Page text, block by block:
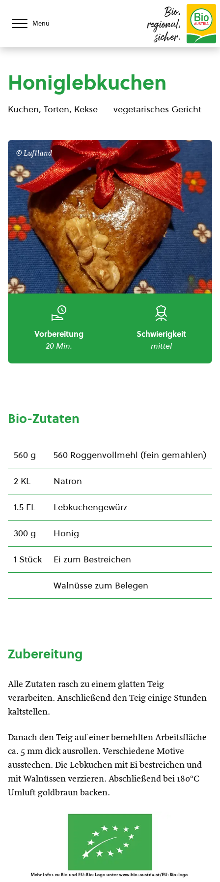
Menü
Bio,
regional,
sicher.
Honiglebkuchen
Kuchen, Torten, Kekse vegetarisches Gericht
© Luftland
Vorbereitung
20 Min.
Schwierigkeit
mittel
Bio-Zutaten
560 g 560 Roggenvollmehl (fein gemahlen)
2 KL Natron
1.5 EL Lebkuchengewürz
300 g Honig
1 Stück Ei zum Bestreichen
Walnüsse zum Belegen
Zubereitung
Alle Zutaten rasch zu einem glatten Teig
verarbeiten. Anschließend den Teig einige Stunden
kaltstellen.
Danach den Teig auf einer bemehlten Arbeitsfläche
ca. 5 mm dick ausrollen. Verschiedene Motive
ausstechen. Die Lebkuchen mit Ei bestreichen und
mit Walnüssen verzieren. Abschließend bei 180°C
Umluft goldbraun backen.